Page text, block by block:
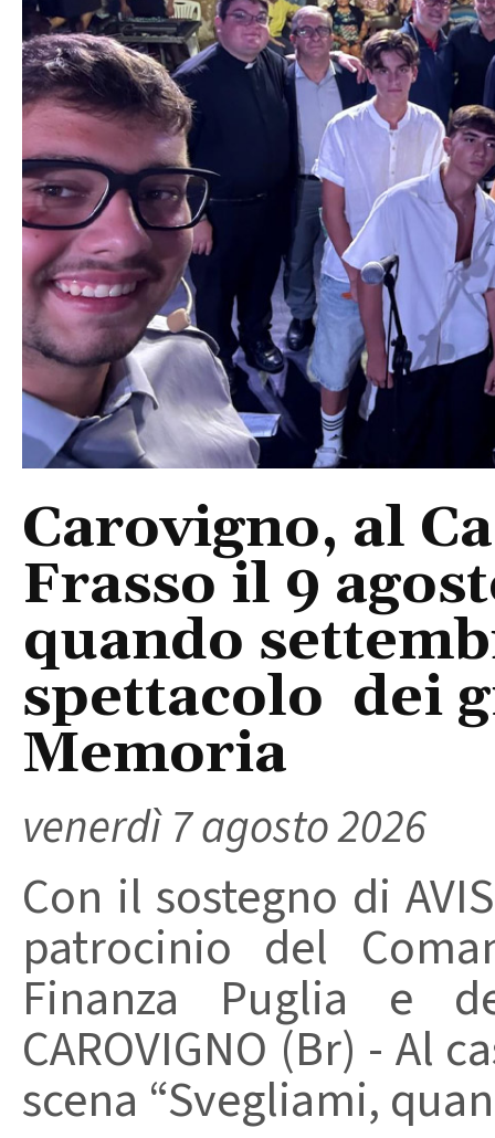
Carovigno, al
Frasso il 9
quando
spettacolo dei
Memoria
venerdì 7 agosto 2026
Con il sostegno di
patrocinio del
Finanza Puglia e
CAROVIGNO (Br) - Al
scena “Svegliami,